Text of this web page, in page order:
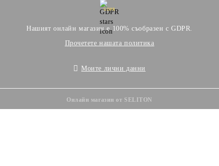
GDPR
Нашият онлайн магазин е 100% съобразен с GDPR.
Прочетете нашата политика
Моите лични данни
Онлайн магазин от SELITON